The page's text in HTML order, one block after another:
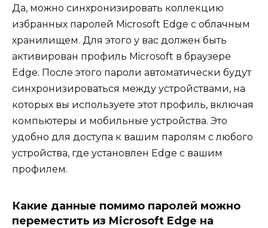
Да, можно синхронизировать коллекцию
избранных паролей Microsoft Edge с облачным
хранилищем. Для этого у вас должен быть
активирован профиль Microsoft в браузере
Edge. После этого пароли автоматически будут
синхронизироваться между устройствами, на
которых вы используете этот профиль, включая
компьютеры и мобильные устройства. Это
удобно для доступа к вашим паролям с любого
устройства, где установлен Edge с вашим
профилем.
Какие данные помимо паролей можно
переместить из Microsoft Edge на